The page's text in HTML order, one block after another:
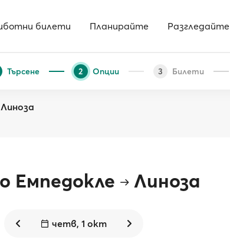
билети Планирайте Разгледайте
Търсене 2 Опции 3 Билети
Линоза
Емпедокле Линоза
четв, 1 окт